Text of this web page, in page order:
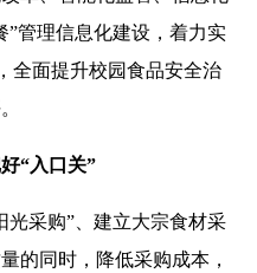
”管理信息化建设，着力实
全面提升校园食品安全治
“入口关”
采购”、建立大宗食材采
的同时，降低采购成本，